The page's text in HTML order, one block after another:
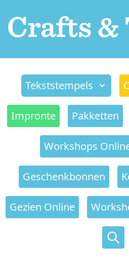
Tekststempels
Impronte Pakketten
Workshops
Geschenkbonnen
Gezien Online